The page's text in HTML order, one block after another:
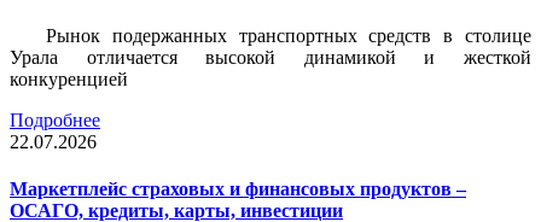
Рынок подержанных транспортных средств в столице
Урала отличается высокой динамикой и жесткой
конкуренцией
Подробнее
22.07.2026
Маркетплейс страховых и финансовых продуктов –
ОСАГО, кредиты, карты, инвестиции